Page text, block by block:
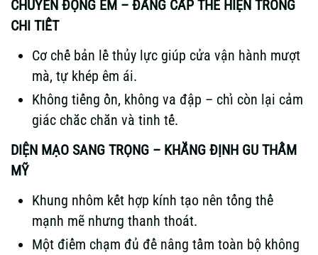
CHUYỂN ĐỘNG ÊM – ĐẲNG CẤP THỂ HIỆN TRONG
CHI TIẾT
Cơ chế bản lề thủy lực giúp cửa vận hành mượt
mà, tự khép êm ái.
Không tiếng ồn, không va đập – chỉ còn lại cảm
giác chắc chắn và tinh tế.
DIỆN MẠO SANG TRỌNG – KHẲNG ĐỊNH GU THẨM
MỸ
Khung nhôm kết hợp kính tạo nên tổng thể
mạnh mẽ nhưng thanh thoát.
Một điểm chạm đủ để nâng tầm toàn bộ không